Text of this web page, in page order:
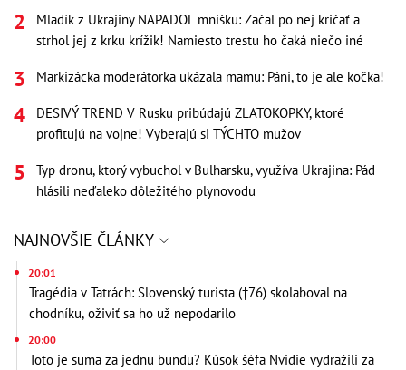
Mladík z Ukrajiny NAPADOL mníšku: Začal po nej kričať a
strhol jej z krku krížik! Namiesto trestu ho čaká niečo iné
Markizácka moderátorka ukázala mamu: Páni, to je ale kočka!
DESIVÝ TREND V Rusku pribúdajú ZLATOKOPKY, ktoré
profitujú na vojne! Vyberajú si TÝCHTO mužov
Typ dronu, ktorý vybuchol v Bulharsku, využíva Ukrajina: Pád
hlásili neďaleko dôležitého plynovodu
NAJNOVŠIE ČLÁNKY
20:01
Tragédia v Tatrách: Slovenský turista (†76) skolaboval na
chodníku, oživiť sa ho už nepodarilo
20:00
Toto je suma za jednu bundu? Kúsok šéfa Nvidie vydražili za